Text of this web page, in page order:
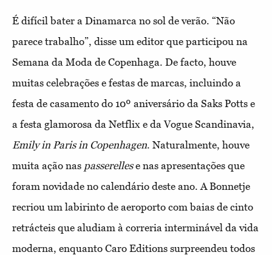
É difícil bater a Dinamarca no sol de verão. “Não
parece trabalho”, disse um editor que participou na
Semana da Moda de Copenhaga. De facto, houve
muitas celebrações e festas de marcas, incluindo a
festa de casamento do 10º aniversário da Saks Potts e
a festa glamorosa da Netflix e da Vogue Scandinavia,
Emily in Paris in Copenhagen. Naturalmente, houve
muita ação nas passerellese nas apresentações que
foram novidade no calendário deste ano. A Bonnetje
recriou um labirinto de aeroporto com baias de cinto
retrácteis que aludiam à correria interminável da vida
moderna, enquanto Caro Editions surpreendeu todos